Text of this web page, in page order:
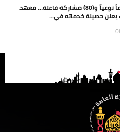
بـ(18) مشروعاً نوعياً و(80) مشاركة فاعلة… معهد
يعلن حصيلة خدماته في...